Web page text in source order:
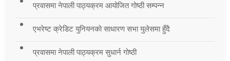
प्रवासमा नेपाली पाठ्यक्रम आयोजित गोष्ठी सम्पन्न
एभरेष्ट क्रेडिट युनियनको साधारण सभा युलेसमा हुँदै
प्रवासमा नेपाली पाठ्यक्रम सुधार्न गोष्ठी